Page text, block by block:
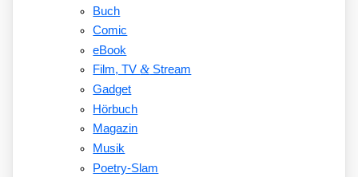
Buch
Comic
eBook
Film, TV&Stream
Gadget
Hörbuch
Magazin
Musik
Poetry-Slam